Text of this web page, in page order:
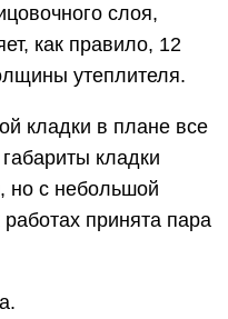
слоя,
как правило, 12
утеплителя.
кладки в плане все
кладки
но с небольшой
принята пара